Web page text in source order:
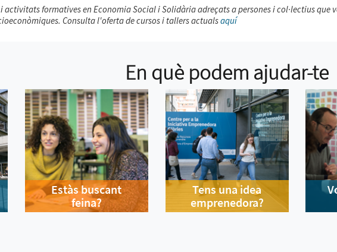
formatives en Economia Social i Solidària adreçats a persones i col·lectius que
Consulta l'oferta de cursos i tallers actualsaquí
En què podem ajudar-te
Estàs buscant
feina?
Tens una idea
emprenedora?